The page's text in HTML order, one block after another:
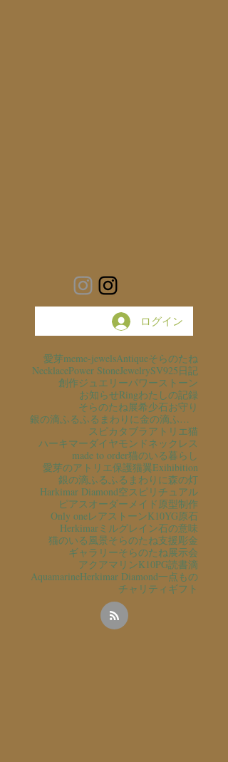
ログイン
愛芽meme-jewelsAntiqueそらのたね
NecklacePower StoneJewelrySV925日記
創作ジュエリーパワーストーン
お知らせRingわたしの記録
そらのたね展希少石お守り
銀の滴ふるふるまわりに金の滴ふるふるまわりに
スピカタブラ アトリエ猫
ハーキマーダイヤモンドネックレス
made to order猫のいる暮らし
愛芽のアトリエ保護猫翼Exihibition
銀の滴ふるふるまわりに森の灯
Harkimar Diamond空スピリチュアル
ピアスオーダーメイド原型制作
Only oneレアストーンK10YG原石
Herkimarミルグレイン石の意味
猫のいる風景そらのたね支援彫金
ギャラリーそらのたね展示会
アクアマリンK10PG読書滴
AquamarineHerkimar Diamond一点もの
チャリティ ギフト